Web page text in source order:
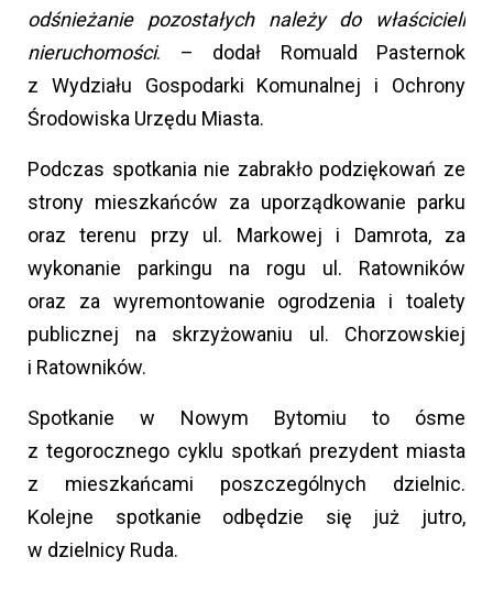
odśnieżanie pozostałych należy do właścicieli
nieruchomości. – dodał Romuald Pasternok
z Wydziału Gospodarki Komunalnej i Ochrony
Środowiska Urzędu Miasta.
Podczas spotkania nie zabrakło podziękowań ze
strony mieszkańców za uporządkowanie parku
oraz terenu przy ul. Markowej i Damrota, za
wykonanie parkingu na rogu ul. Ratowników
oraz za wyremontowanie ogrodzenia i toalety
publicznej na skrzyżowaniu ul. Chorzowskiej
i Ratowników.
Spotkanie w Nowym Bytomiu to ósme
z tegorocznego cyklu spotkań prezydent miasta
z mieszkańcami poszczególnych dzielnic.
Kolejne spotkanie odbędzie się już jutro,
w dzielnicy Ruda.